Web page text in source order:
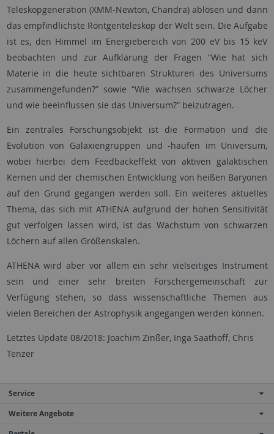
Teleskopgeneration (XMM-Newton, Chandra) ablösen und dann
das empfindlichste Röntgenteleskop der Welt sein. Die Aufgabe
ist es, den Himmel im Energiebereich von 200 eV bis 15 keV
beobachten und zur Aufklärung der Fragen “Wie hat sich
Materie in die heute sichtbaren Strukturen des Universums
zusammengefunden?” sowie “Wie wachsen schwarze Löcher
und wie beeinflussen sie das Universum?” beizutragen.
Ein zentrales Forschungsobjekt ist die Formation und die
Evolution von Galaxiengruppen und -haufen im Universum,
wobei hierbei dem Feedbackeffekt von aktiven galaktischen
Kernen und der chemischen Entwicklung von heißen Baryonen
auf den Grund gegangen werden soll. Ein weiteres aktuelles
Thema, das sich mit ATHENA aufgrund der hohen Sensitivität
gut verfolgen lassen wird, ist das Wachstum von schwarzen
Löchern auf allen Größenskalen.
ATHENA wird aber vor allem ein sehr vielseitiges Instrument
sein und einer sehr breiten Forschergemeinschaft zur
Verfügung stehen, so dass wissenschaftliche Themen aus
vielen Bereichen der Astrophysik angegangen werden können.
Letztes Update 08/2018: Joachim Zinßer, Inga Saathoff, Chris
Tenzer
Service
Weitere Angebote